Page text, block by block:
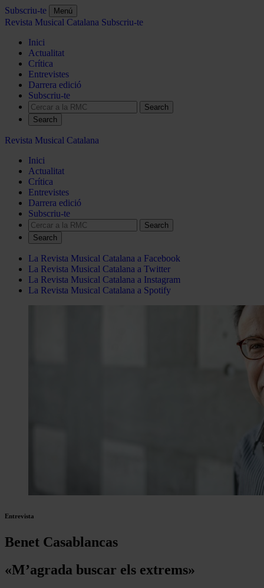
Subscriu-te Menú
Revista Musical Catalana Subscriu-te
Inici
Actualitat
Crítica
Entrevistes
Darrera edició
Subscriu-te
Search
Revista Musical Catalana
Inici
Actualitat
Crítica
Entrevistes
Darrera edició
Subscriu-te
Search
La Revista Musical Catalana a Facebook
La Revista Musical Catalana a Twitter
La Revista Musical Catalana a Instagram
La Revista Musical Catalana a Spotify
Entrevista
Benet Casablancas
«M’agrada buscar els extrems»